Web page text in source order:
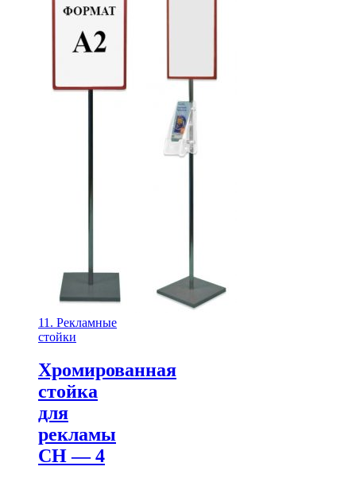
11. Рекламные
стойки
Хромированная
стойка
для
рекламы
СН — 4